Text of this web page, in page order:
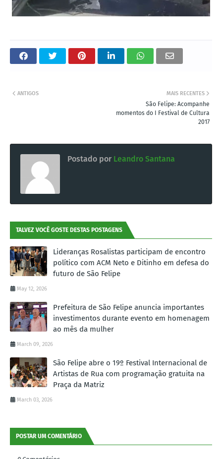
MAIS RECENTES
São Felipe: Acompanhe
momentos do I Festival de Cultura
2017
ANTIGOS
Postado por Leandro Santana
TALVEZ VOCÊ GOSTE DESTAS POSTAGENS
Lideranças Rosalistas participam de encontro
político com ACM Neto e Ditinho em defesa do
futuro de São Felipe
May 12, 2026
Prefeitura de São Felipe anuncia importantes
investimentos durante evento em homenagem
ao mês da mulher
March 09, 2026
São Felipe abre o 19º Festival Internacional de
Artistas de Rua com programação gratuita na
Praça da Matriz
March 03, 2026
POSTAR UM COMENTÁRIO